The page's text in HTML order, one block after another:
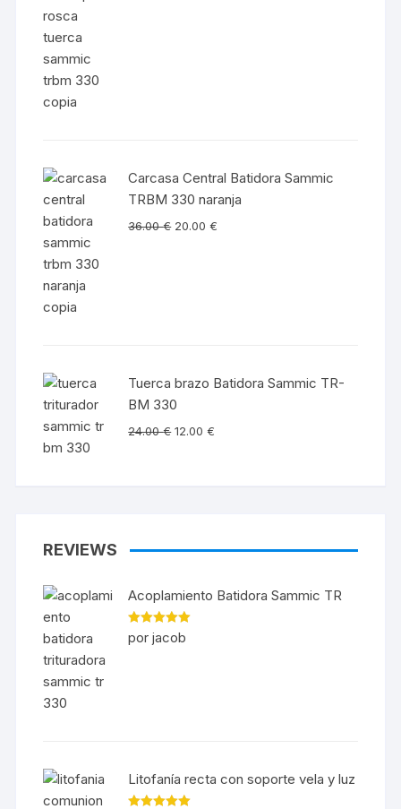
Carcasa Central Batidora Sammic
TRBM 330 naranja
36.00€ 20.00€
Tuerca brazo Batidora Sammic TR-
BM 330
24.00€ 12.00€
REVIEWS
Acoplamiento Batidora Sammic TR
Valorado en
5 de 5
por jacob
Litofanía recta con soporte vela y luz